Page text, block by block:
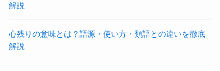
解説
心残りの意味とは？語源・使い方・類語との違いを徹底
解説